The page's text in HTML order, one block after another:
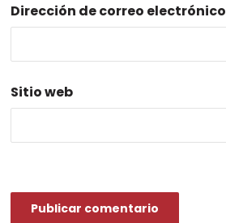
Dirección de correo electrónico
Sitio web